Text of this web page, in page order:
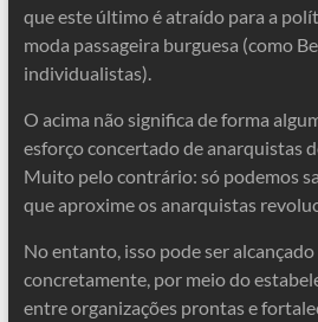
que este último é atraído para a
moda passageira burguesa (como
individualistas).
O acima não significa de forma
esforço concertado de anarquistas
Muito pelo contrário: só podemos
que aproxime os anarquistas
No entanto, isso pode ser
concretamente, por meio do
entre organizações prontas e